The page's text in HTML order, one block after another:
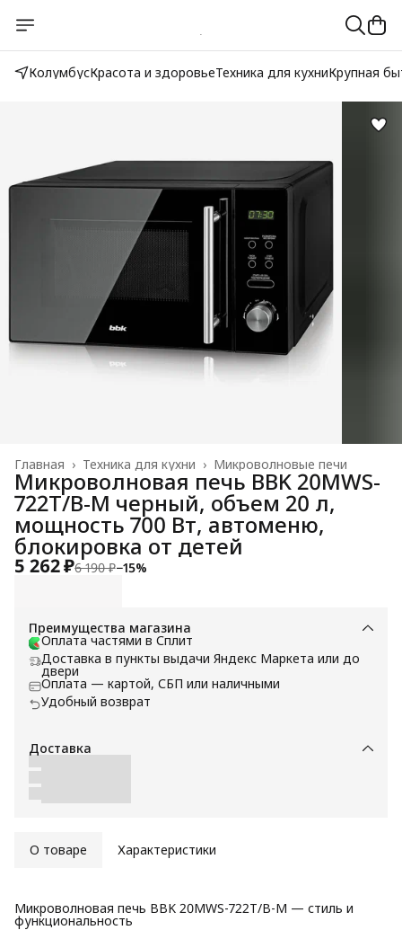
КолумбусКрасота и здоровьеТехника для кухниКрупная
Микроволновые печи
Техника для кухни ›
Главная ›
Микроволновая печь BBK 20MWS-
722T/B-M черный, объем 20 л,
мощность 700 Вт, автоменю,
блокировка от детей
5 262 ₽6 190 ₽−15%
Преимущества магазина
Оплата частями в Сплит
Доставка в пункты выдачи Яндекс Маркета или до
двери
Оплата — картой, СБП или наличными
Удобный возврат
Доставка
О товаре Характеристики
Микроволновая печь BBK 20MWS-722T/B-M — стиль и
функциональность